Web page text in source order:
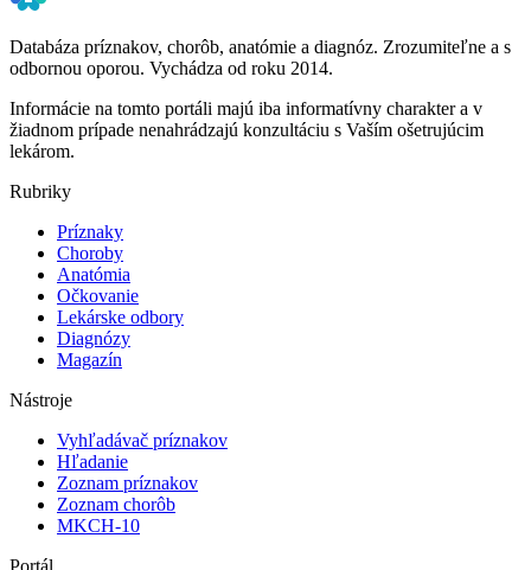
Databáza príznakov, chorôb, anatómie a diagnóz. Zrozumiteľne a s
odbornou oporou. Vychádza od roku 2014.
Informácie na tomto portáli majú iba informatívny charakter a v
žiadnom prípade nenahrádzajú konzultáciu s Vaším ošetrujúcim
lekárom.
Rubriky
Príznaky
Choroby
Anatómia
Očkovanie
Lekárske odbory
Diagnózy
Magazín
Nástroje
Vyhľadávač príznakov
Hľadanie
Zoznam príznakov
Zoznam chorôb
MKCH-10